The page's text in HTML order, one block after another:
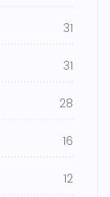
31
31
28
16
12